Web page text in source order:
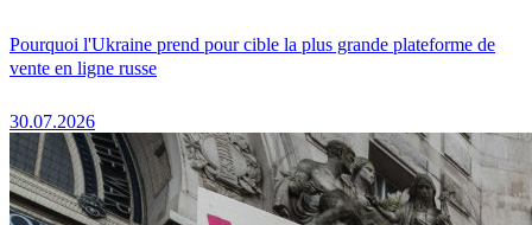
Pourquoi l'Ukraine prend pour cible la plus grande plateforme de
vente en ligne russe
30.07.2026